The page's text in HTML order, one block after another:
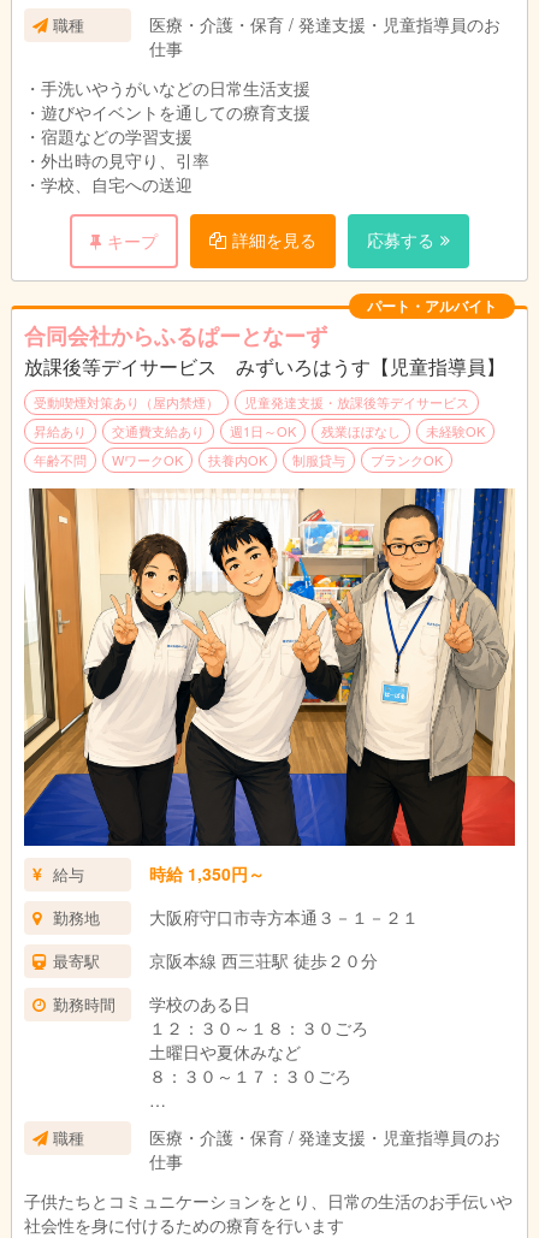
・週１日、短時間勤務ＯＫですので、ご相談く
ださい
職種
医療・介護・保育 / 発達支援・児童指導員のお
仕事
・手洗いやうがいなどの日常生活支援
・遊びやイベントを通しての療育支援
・宿題などの学習支援
・外出時の見守り、引率
・学校、自宅への送迎
キープ 詳細を見る 応募する
パート・アルバイト
合同会社からふるぱーとなーず
放課後等デイサービス みずいろはうす【児童指導員】
受動喫煙対策あり（屋内禁煙）
児童発達支援・放課後等デイサービス
昇給あり
交通費支給あり 週1日～OK 残業ほぼなし
未経験OK
年齢不問
WワークOK 扶養内OK 制服貸与 ブランクOK
給与 時給 1,350円～
勤務地 大阪府守口市寺方本通３－１－２１
最寄駅 京阪本線 西三荘駅 徒歩２０分
勤務時間
学校のある日
１２：３０～１８：３０ごろ
土曜日や夏休みなど
８：３０～１７：３０ごろ
ざいます。
週１日からＯＫです。
時間や曜日はご相談ください。
職種
医療・介護・保育 / 発達支援・児童指導員のお
仕事
子供たちとコミュニケーションをとり、日常の生活のお手伝いや
社会性を身に付けるための療育を行います